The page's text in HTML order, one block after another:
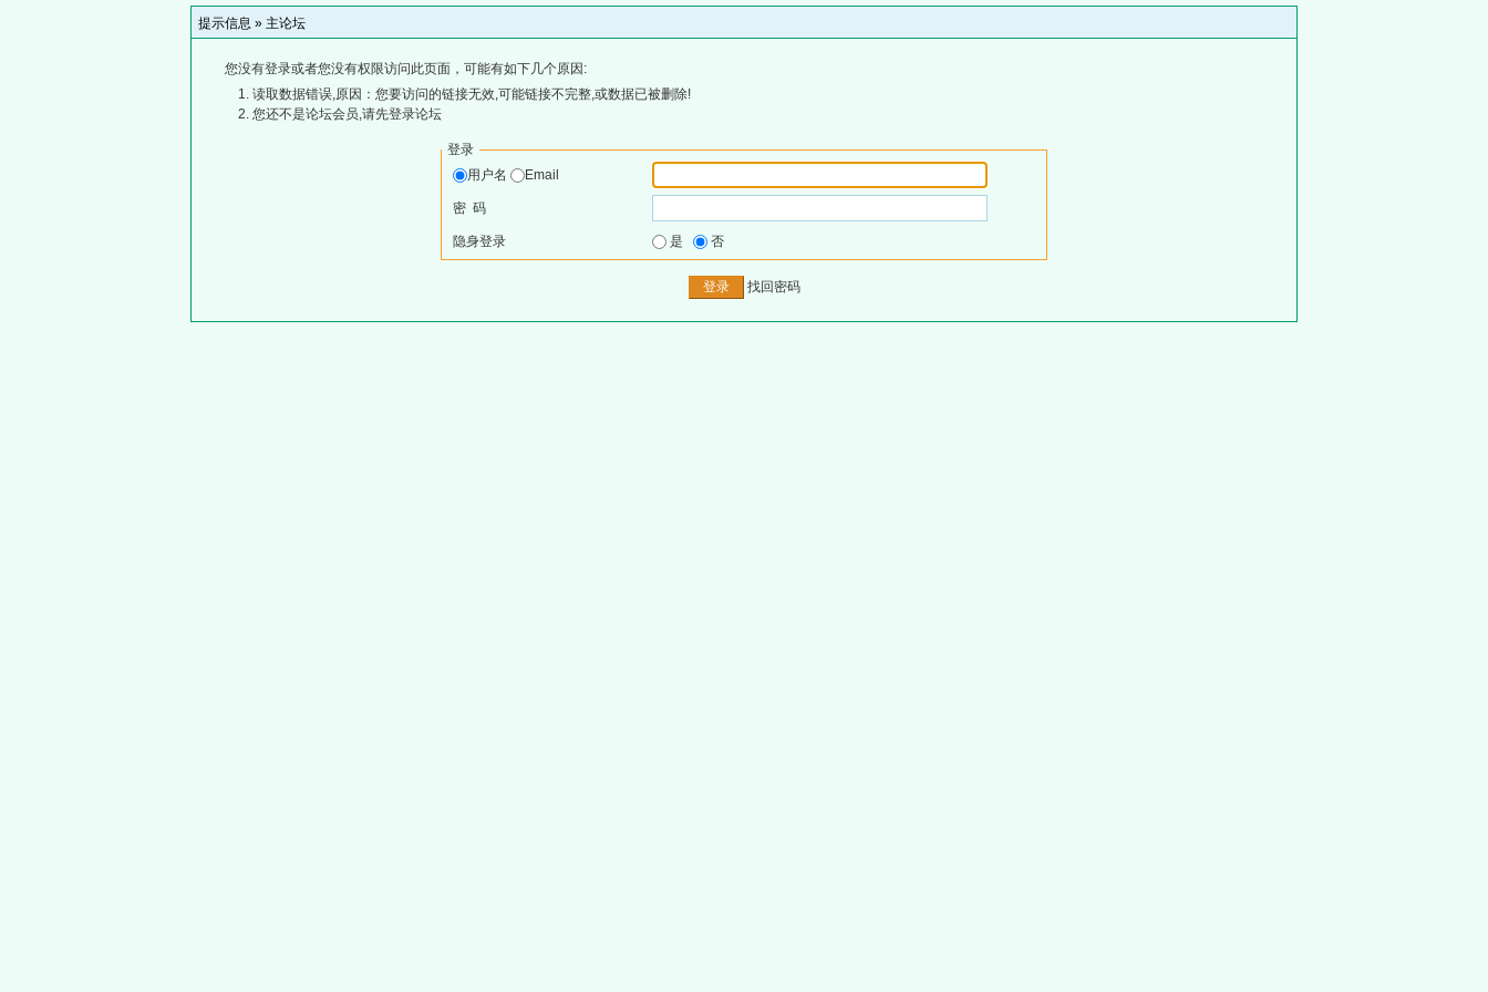
提示信息 » 主论坛
您没有登录或者您没有权限访问此页面，可能有如下几个原因:
读取数据错误,原因：您要访问的链接无效,可能链接不完整,或数据已被删除!
您还不是论坛会员,请先登录论坛
登录
用户名
Email
密 码
隐身登录 是 否
找回密码